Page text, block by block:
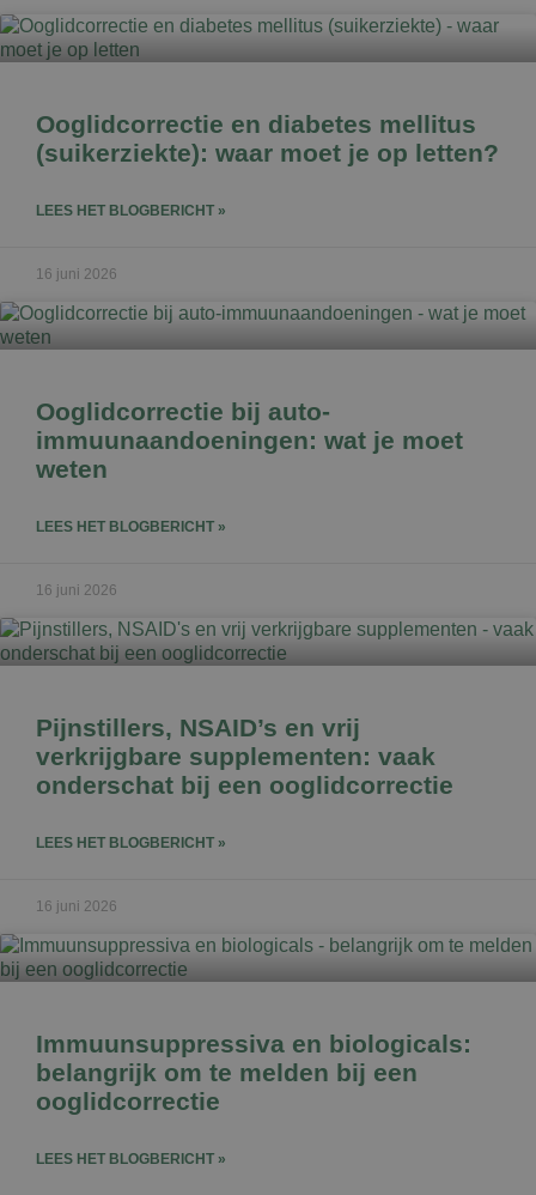
Ooglidcorrectie en diabetes mellitus
(suikerziekte): waar moet je op letten?
LEES HET BLOGBERICHT »
16 juni 2026
Ooglidcorrectie bij auto-
immuunaandoeningen: wat je moet
weten
LEES HET BLOGBERICHT »
16 juni 2026
Pijnstillers, NSAID’s en vrij
verkrijgbare supplementen: vaak
onderschat bij een ooglidcorrectie
LEES HET BLOGBERICHT »
16 juni 2026
Immuunsuppressiva en biologicals:
belangrijk om te melden bij een
ooglidcorrectie
LEES HET BLOGBERICHT »